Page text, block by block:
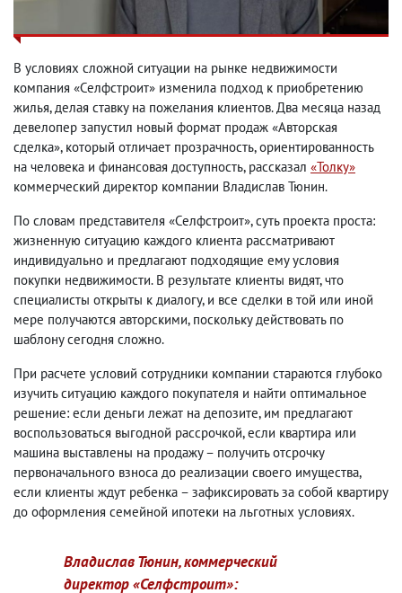
В условиях сложной ситуации на рынке недвижимости
компания «Селфстроит» изменила подход к приобретению
жилья, делая ставку на пожелания клиентов. Два месяца назад
девелопер запустил новый формат продаж «Авторская
сделка», который отличает прозрачность, ориентированность
на человека и финансовая доступность, рассказал «Толку»
коммерческий директор компании Владислав Тюнин.
По словам представителя «Селфстроит», суть проекта проста:
жизненную ситуацию каждого клиента рассматривают
индивидуально и предлагают подходящие ему условия
покупки недвижимости. В результате клиенты видят, что
специалисты открыты к диалогу, и все сделки в той или иной
мере получаются авторскими, поскольку действовать по
шаблону сегодня сложно.
При расчете условий сотрудники компании стараются глубоко
изучить ситуацию каждого покупателя и найти оптимальное
решение: если деньги лежат на депозите, им предлагают
воспользоваться выгодной рассрочкой, если квартира или
машина выставлены на продажу – получить отсрочку
первоначального взноса до реализации своего имущества,
если клиенты ждут ребенка – зафиксировать за собой квартиру
до оформления семейной ипотеки на льготных условиях.
Владислав Тюнин, коммерческий
директор «Селфстроит»: